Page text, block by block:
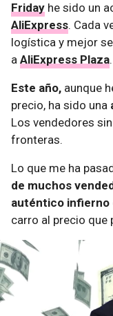
Friday he sido un
AliExpress. Cada
logística y mejor
a AliExpress Plaza.
Este año, aunque
precio, ha sido una
Los vendedores
fronteras.
Lo que me ha
de muchos
auténtico infierno
carro al precio que